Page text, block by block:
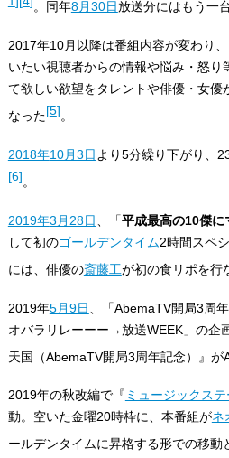
。同年8月30日放送分にはもう一
2017年10月以降は番組内容が変わり
いたい視聴者からの情報や悩み・怒り
て欲しい欲望をタレントや俳優・女優
なった[5]。
2018年10月3日 より5分繰り下がり、
[6]。
2019年3月28日 、「平成最高の10傑に
して初のゴールデンタイム2時間スペ
には、俳優の斎藤工が初の食リポを行
2019年5月9日
、「AbemaTV開局3周
オバラリレーーー→放送WEEK」の企
天国（AbemaTV開局3周年記念）』
2019年の秋改編で『 ミュージックス
動。空いた金曜20時枠に、本番組がネ
ールデンタイムに昇格する形での移動